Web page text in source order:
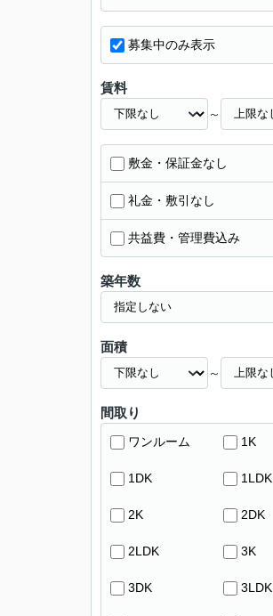
募集中のみ表示
賃料
～
敷金・保証金なし
礼金・敷引なし
共益費・管理費込み
築年数
面積
～
間取り
ワンルーム 1K
1DK 1LDK
2K 2DK
2LDK 3K
3DK 3LDK